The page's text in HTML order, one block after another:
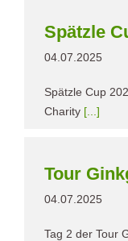
Spätzle
04.07.2025
Spätzle Cup
Charity [...]
Tour
04.07.2025
Tag 2 der Tour